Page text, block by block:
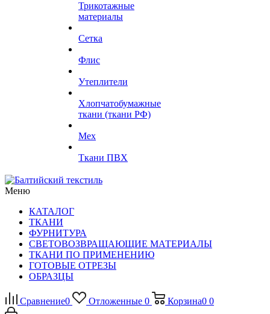
Трикотажные
материалы
Сетка
Флис
Утеплители
Хлопчатобумажные
ткани (ткани РФ)
Мех
Ткани ПВХ
Меню
КАТАЛОГ
ТКАНИ
ФУРНИТУРА
СВЕТОВОЗВРАЩАЮЩИЕ МАТЕРИАЛЫ
ТКАНИ ПО ПРИМЕНЕНИЮ
ГОТОВЫЕ ОТРЕЗЫ
ОБРАЗЦЫ
Сравнение0 Отложенные 0 Корзина0 0